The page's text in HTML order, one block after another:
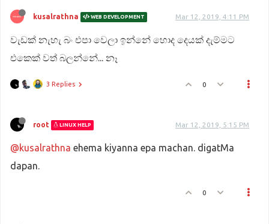
kusalrathna WEB DEVELOPMENT Mar 12, 2019, 4:11 PM
වැඩක් නැහැ බං එපා වෙලා ඉන්නේ හොද දෙයක් දැම්මට
එකෙක් වත් බලන්නේ... නෑ
3 Replies 0
root LINUX HELP Mar 12, 2019, 5:15 PM
@kusalrathna ehema kiyanna epa machan. digatMa
dapan.
0